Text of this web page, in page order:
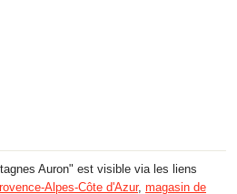
Auron" est visible via les liens
Alpes-Côte d'Azur, magasin de